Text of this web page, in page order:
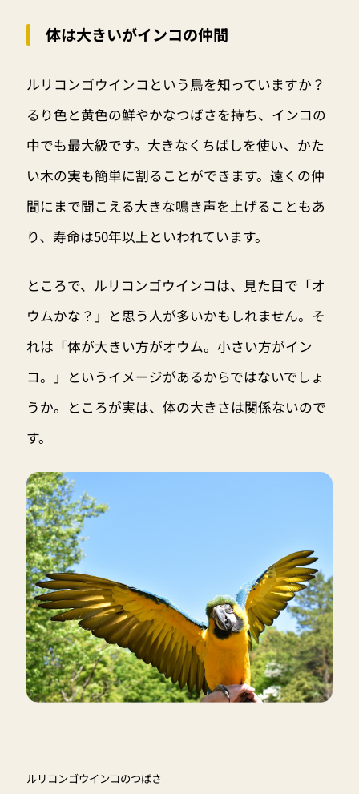
体は大きいがインコの仲間
ルリコンゴウインコという鳥を知っていますか？
るり色と黄色の鮮やかなつばさを持ち、インコの
中でも最大級です。大きなくちばしを使い、かた
い木の実も簡単に割ることができます。遠くの仲
間にまで聞こえる大きな鳴き声を上げることもあ
り、寿命は50年以上といわれています。
ところで、ルリコンゴウインコは、見た目で「オ
ウムかな？」と思う人が多いかもしれません。そ
れは「体が大きい方がオウム。小さい方がイン
コ。」というイメージがあるからではないでしょ
うか。ところが実は、体の大きさは関係ないので
す。
ルリコンゴウインコのつばさ